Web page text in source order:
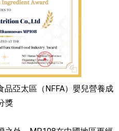
亞太區（NFFA）嬰兒營養成
獎